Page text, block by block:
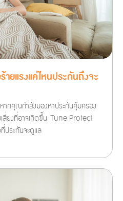
ายแรงแค่ไหนประกันถึงจะ
ากคุณกำลังมองหาประกันคุ้มครอง
สี่ยงที่อาจเกิดขึ้น Tune Protect
ประกันจะดูแล